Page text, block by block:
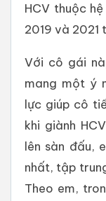
HCV thuộc
2019 và 2021
Với cô gái
mang một ý
lực giúp cô
khi giành
lên sàn đấu,
nhất, tập
Theo em,